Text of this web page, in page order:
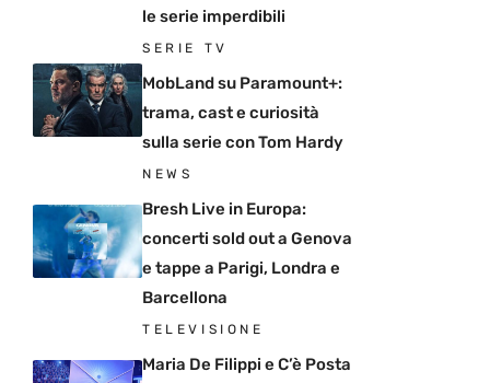
le serie imperdibili
SERIE TV
MobLand su Paramount+:
trama, cast e curiosità
sulla serie con Tom Hardy
NEWS
Bresh Live in Europa:
concerti sold out a Genova
e tappe a Parigi, Londra e
Barcellona
TELEVISIONE
Maria De Filippi e C’è Posta